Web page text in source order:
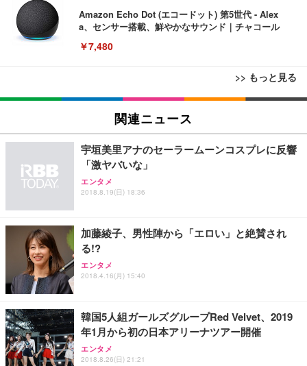
Amazon Echo Dot (エコードット) 第5世代 - Alex
a、センサー搭載、鮮やかなサウンド｜チャコール
￥7,480
>> もっと見る
[EdoErgo] オフィスチェア 椅子 テレワーク 疲れな
い 跳ね上げ式アームレスト コンパクト 約105度ロッ
キング pc 事務椅子 360度回転 座面昇降 強化ナイロ
ン樹脂ベース 通気性メッシュ 在宅ワーク H-WY01
(黒網+黒枠+黒足)
￥5,699
SIHOO B100 オフィスチェア／デスクチェア メッシ
Sezlife オフィスチェア デスクチェア 疲れない テレ
ワーク チェア 強化バックレスト 30度ロッキング機
ョン PCチェア 通気性メッシュ ゲーミング/勉強/事
務用 おしゃれ パソコンチェア (ブラック)
￥7,680
Sezlife オフィスチェア デスクチェア 疲れない テレ
ワーク チェア 強化バックレスト 30度ロッキング機
EIZO ビジネス向けプレミアムモニター | FlexScan
EV3240X-WT | 31.5型4K UHD・USB Type-C・ホワ
￥105,595
EIZO ビジネス向けプレミアムモニター | FlexScan
EV2740X-WT | 27.0型4K UHD・USB Type-C・ホワ
￥109,572
【純正品】27"ゲーミングモニター DualSense 充電
フック付き（CFI-ZDM1J）
【整備済み品】Dell E2724HS 27インチ 液晶モニタ
ー フルHD（1920×1080）VA 非光沢 HDMI/DisplayP
Amazonベーシック ペットシーツ 薄型 レギュラー 1
回使い捨て 無香料 ホワイト 300枚
￥3,373
Amazonベーシック ペットシーツ 厚型 ワイド 42枚
ネオ・ルーライフ ネオ・オムツ L 中型犬用 26枚入
Smart Basic(スマートベーシック) 【Amazon.co.jp
限定】 Smart Basic アイリスオーヤマ ペットシーツ
関連ニュース
宇垣美里アナのセーラームーンコスプレに反響
「激ヤバいな」
エンタメ
2018.8.19(日) 18:36
加藤綾子、男性陣から「エロい」と絶賛され
る!?
エンタメ
2018.4.16(月) 15:40
韓国5人組ガールズグループRed Velvet、2019
年1月から初の日本アリーナツアー開催
エンタメ
2018.8.26(日) 21:21